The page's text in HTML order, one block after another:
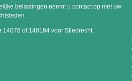
belastingen neemt u contact op met uw
14078 of 140184 voor Sliedrecht.